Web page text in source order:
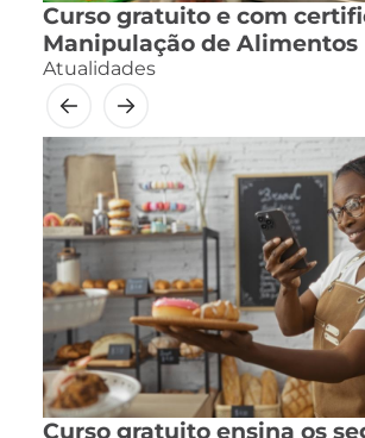
Curso gratuito e com
Manipulação de Alimentos
Atualidades
Curso gratuito ensina os